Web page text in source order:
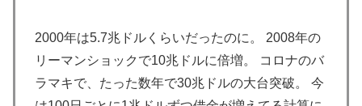
ぎに・・・2002年W杯4強の記録取り消しの声も」
→「マジで国の恥だ」「2002年まで疑う価値がある」
「国民や国が築いた国格をサッカー選手が足で蹴り飛ば
すね」
2000年は5.7兆ドルくらいだったのに。 2008年の
リーマンショックで10兆ドルに倍増。 コロナのバ
ラマキで、たった数年で30兆ドルの大台突破。 今